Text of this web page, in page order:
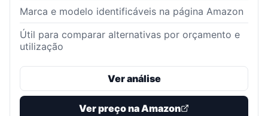
Marca e modelo identificáveis na página Amazon
Útil para comparar alternativas por orçamento e
utilização
Ver análise
Ver preço na Amazon